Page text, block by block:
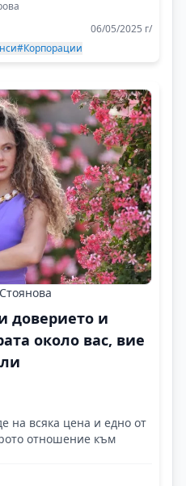
06/05/2025 г/
#Корпорации
доверието и
около вас, вие
на всяка цена и едно от
отношение към